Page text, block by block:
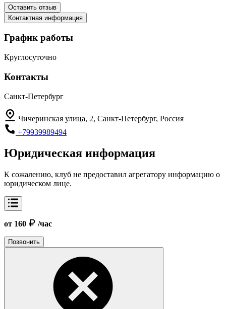
Оставить отзыв
Контактная информация
График работы
Круглосуточно
Контакты
Санкт-Петербург
Чичеринская улица, 2, Санкт-Петербург, Россия
+79939989494
Юридическая информация
К сожалению, клуб не предоставил агрегатору информацию о
юридическом лице.
от 160 /час
Позвонить